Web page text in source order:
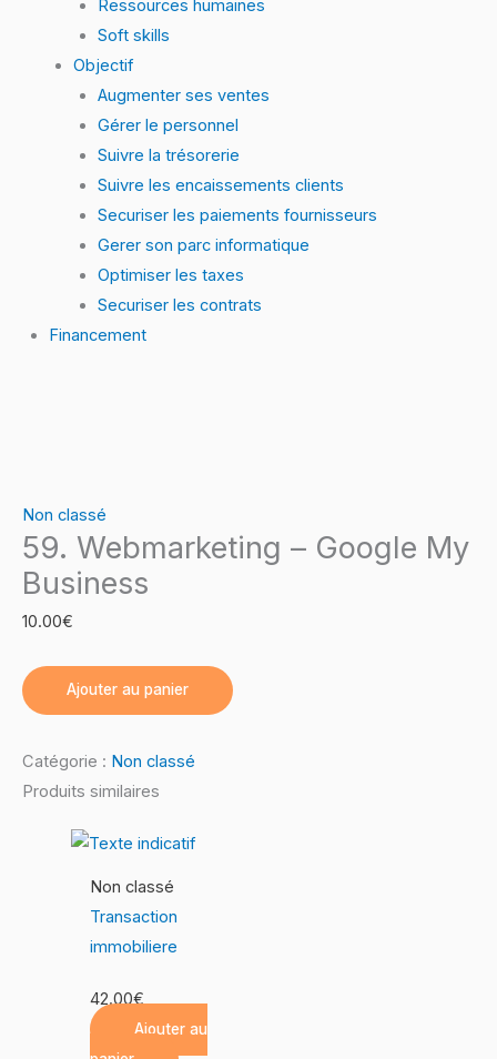
Ressources humaines
Soft skills
Objectif
Augmenter ses ventes
Gérer le personnel
Suivre la trésorerie
Suivre les encaissements clients
Securiser les paiements fournisseurs
Gerer son parc informatique
Optimiser les taxes
Securiser les contrats
Financement
Non classé
59. Webmarketing – Google My
Business
10.00€
Ajouter au panier
Catégorie : Non classé
Produits similaires
Non classé
Transaction
immobiliere
42.00€
Ajouter au